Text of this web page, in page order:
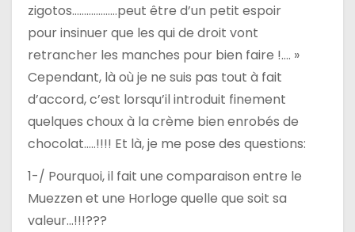
zigotos……………….peut être d’un petit espoir
pour insinuer que les qui de droit vont
retrancher les manches pour bien faire !…. »
Cependant, là où je ne suis pas tout à fait
d’accord, c’est lorsqu’il introduit finement
quelques choux à la crème bien enrobés de
chocolat…..!!!! Et là, je me pose des questions:
1-/ Pourquoi, il fait une comparaison entre le
Muezzen et une Horloge quelle que soit sa
valeur…!!!???